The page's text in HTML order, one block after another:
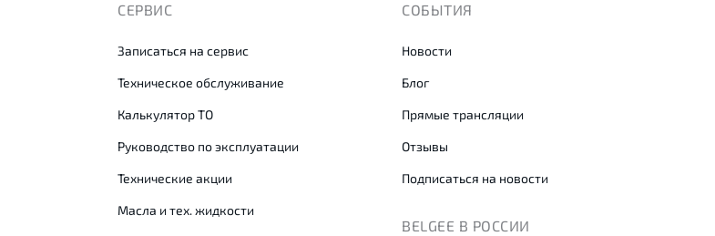
СЕРВИС
Записаться на сервис
Техническое обслуживание
Калькулятор ТО
Руководство по эксплуатации
Технические акции
Масла и тех. жидкости
СОБЫТИЯ
Новости
Блог
Прямые трансляции
Отзывы
Подписаться на новости
BELGEE В РОССИИ